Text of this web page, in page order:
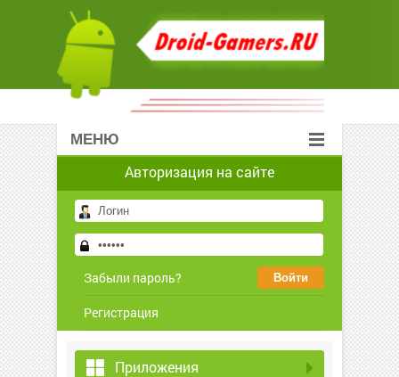
МЕНЮ
Авторизация на сайте
Забыли пароль?
Регистрация
Приложения